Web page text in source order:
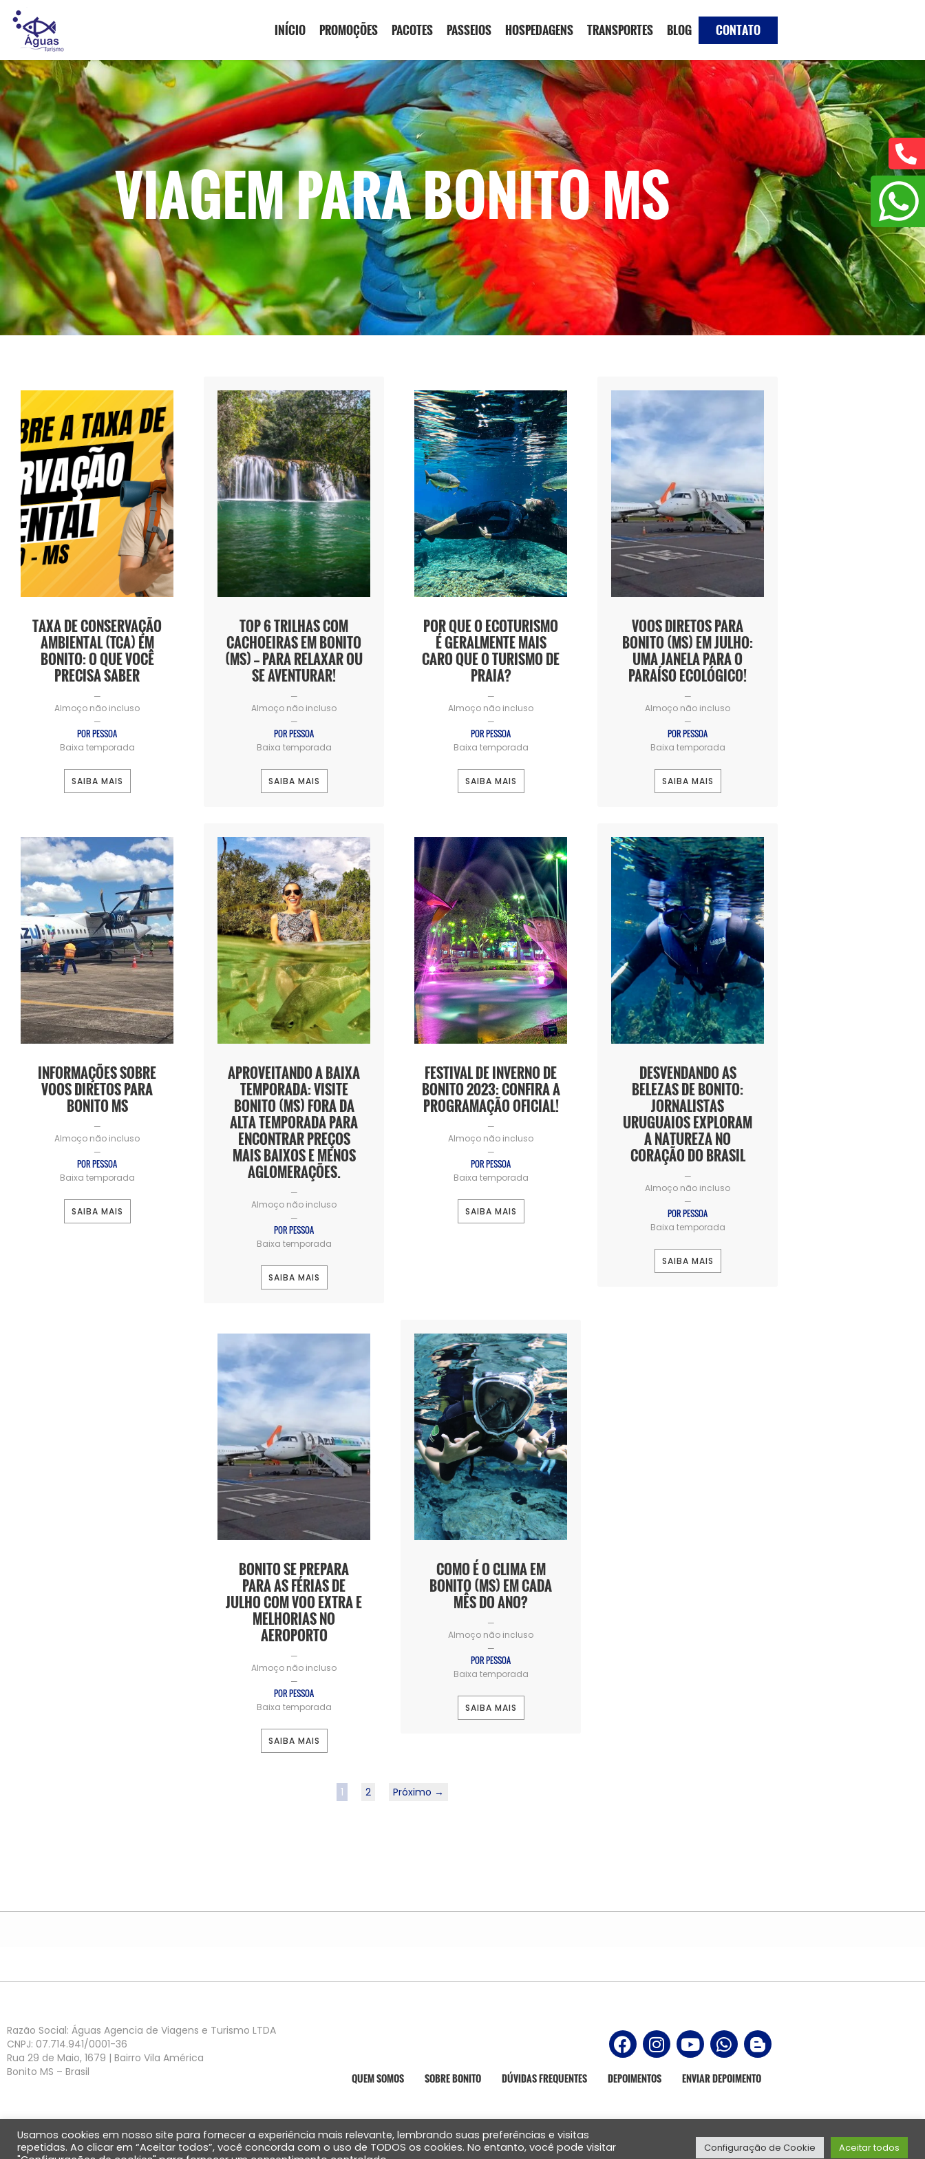
INÍCIO PROMOÇÕES PACOTES PASSEIOS HOSPEDAGENS TRANSPORTES BLOG CONTATO
VIAGEM PARA BONITO MS
TAXA DE CONSERVAÇÃO
AMBIENTAL (TCA) EM
BONITO: O QUE VOCÊ
PRECISA SABER
—
Almoço não incluso
—
POR PESSOA
Baixa temporada
SAIBA MAIS
TOP 6 TRILHAS COM
CACHOEIRAS EM BONITO
(MS) — PARA RELAXAR OU
SE AVENTURAR!
—
Almoço não incluso
—
POR PESSOA
Baixa temporada
SAIBA MAIS
POR QUE O ECOTURISMO
É GERALMENTE MAIS
CARO QUE O TURISMO DE
PRAIA?
—
Almoço não incluso
—
POR PESSOA
Baixa temporada
SAIBA MAIS
VOOS DIRETOS PARA
BONITO (MS) EM JULHO:
UMA JANELA PARA O
PARAÍSO ECOLÓGICO!
—
Almoço não incluso
—
POR PESSOA
Baixa temporada
SAIBA MAIS
INFORMAÇÕES SOBRE
VOOS DIRETOS PARA
BONITO MS
—
Almoço não incluso
—
POR PESSOA
Baixa temporada
SAIBA MAIS
APROVEITANDO A BAIXA
TEMPORADA: VISITE
BONITO (MS) FORA DA
ALTA TEMPORADA PARA
ENCONTRAR PREÇOS
MAIS BAIXOS E MENOS
AGLOMERAÇÕES.
—
Almoço não incluso
—
POR PESSOA
Baixa temporada
SAIBA MAIS
FESTIVAL DE INVERNO DE
BONITO 2023: CONFIRA A
PROGRAMAÇÃO OFICIAL!
—
Almoço não incluso
—
POR PESSOA
Baixa temporada
SAIBA MAIS
DESVENDANDO AS
BELEZAS DE BONITO:
JORNALISTAS
URUGUAIOS EXPLORAM
A NATUREZA NO
CORAÇÃO DO BRASIL
—
Almoço não incluso
—
POR PESSOA
Baixa temporada
SAIBA MAIS
BONITO SE PREPARA
PARA AS FÉRIAS DE
JULHO COM VOO EXTRA E
MELHORIAS NO
AEROPORTO
—
Almoço não incluso
—
POR PESSOA
Baixa temporada
SAIBA MAIS
COMO É O CLIMA EM
BONITO (MS) EM CADA
MÊS DO ANO?
—
Almoço não incluso
—
POR PESSOA
Baixa temporada
SAIBA MAIS
1 2 Próximo →
Razão Social: Águas Agencia de Viagens e Turismo LTDA
CNPJ: 07.714.941/0001-36
Rua 29 de Maio, 1679 | Bairro Vila América
Bonito MS – Brasil
QUEM SOMOS SOBRE BONITO DÚVIDAS FREQUENTES DEPOIMENTOS ENVIAR DEPOIMENTO
Usamos cookies em nosso site para fornecer a experiência mais relevante, lembrando suas preferências e visitas
repetidas. Ao clicar em “Aceitar todos”, você concorda com o uso de TODOS os cookies. No entanto, você pode visitar
Configuração de Cookie Aceitar todos